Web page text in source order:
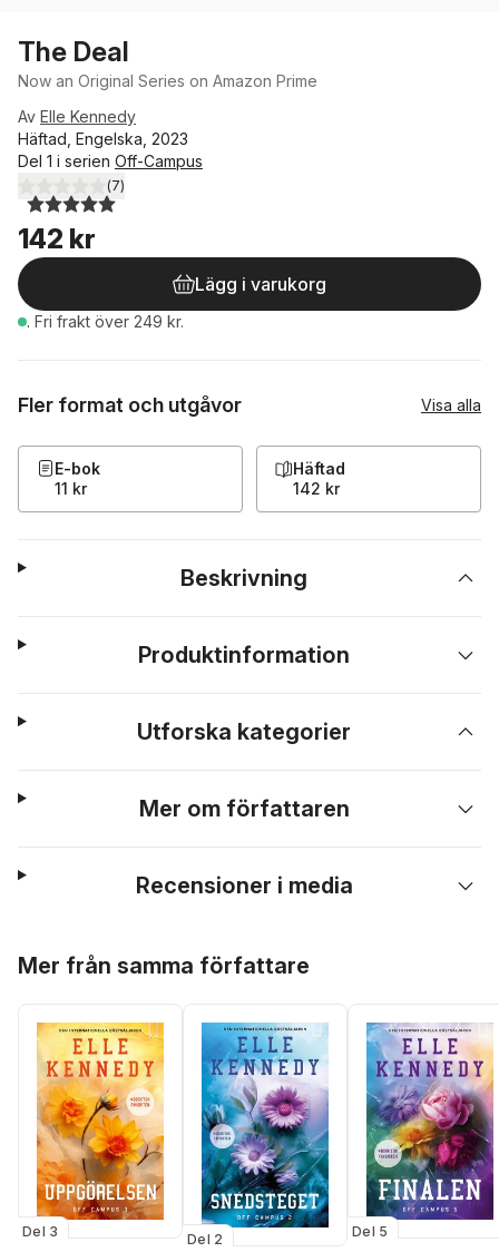
The Deal
Now an Original Series on Amazon Prime
Av Elle Kennedy
Häftad, Engelska, 2023
Del 1 i serien Off-Campus
5,0utav 5 stjärnor. Totalt antal röster:
(7)
142 kr
Lägg i varukorg
. Fri frakt över 249 kr.
Fler format och utgåvor Visa alla
E-bok
11 kr
Häftad
142 kr
Beskrivning
Produktinformation
Utforska kategorier
Mer om författaren
Recensioner i media
Mer från samma författare
Del 3 Del 2 Del 5